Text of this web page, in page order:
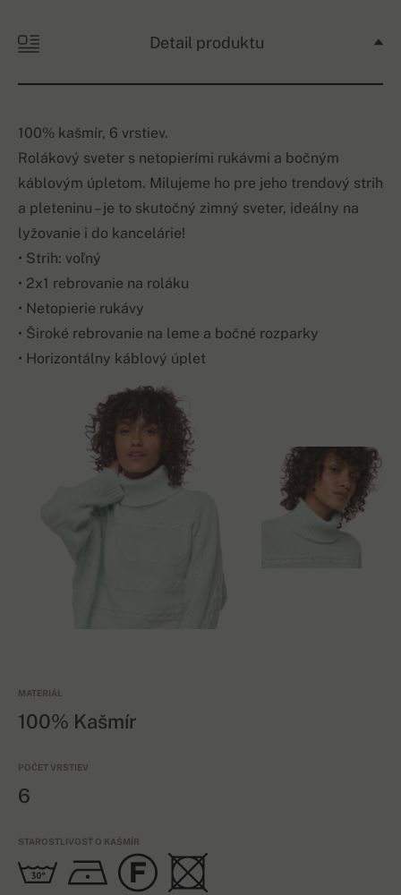
Detail produktu
100% kašmír, 6 vrstiev.
Rolákový sveter s netopierími rukávmi a bočným
káblovým úpletom. Milujeme ho pre jeho trendový strih
a pleteninu – je to skutočný zimný sveter, ideálny na
lyžovanie i do kancelárie!
• Strih: voľný
• 2x1 rebrovanie na roláku
• Netopierie rukávy
• Široké rebrovanie na leme a bočné rozparky
• Horizontálny káblový úplet
MATERIÁL
100% Kašmír
POČET VRSTIEV
6
STAROSTLIVOSŤ O KAŠMÍR